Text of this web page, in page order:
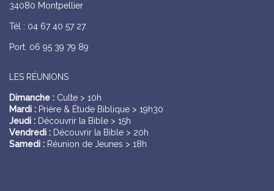
34080 Montpellier
Tél : 04 67 40 57 27
Port. 06 95 39 79 89
LES RÉUNIONS
Dimanche : Culte > 10h
Mardi : Prière & Étude Biblique > 19h30
Jeudi : Découvrir la Bible > 15h
Vendredi : Découvrir la Bible > 20h
Samedi : Réunion de Jeunes > 18h